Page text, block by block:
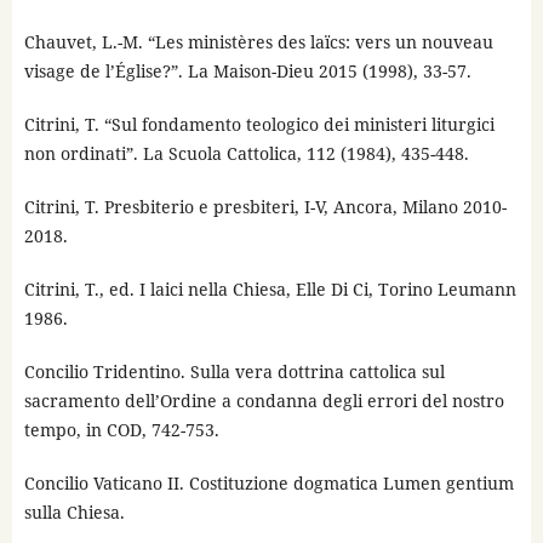
Chauvet, L.-M. “Les ministères des laïcs: vers un nouveau
visage de l’Église?”. La Maison-Dieu 2015 (1998), 33-57.
Citrini, T. “Sul fondamento teologico dei ministeri liturgici
non ordinati”. La Scuola Cattolica, 112 (1984), 435-448.
Citrini, T. Presbiterio e presbiteri, I-V, Ancora, Milano 2010-
2018.
Citrini, T., ed. I laici nella Chiesa, Elle Di Ci, Torino Leumann
1986.
Concilio Tridentino. Sulla vera dottrina cattolica sul
sacramento dell’Ordine a condanna degli errori del nostro
tempo, in COD, 742-753.
Concilio Vaticano II. Costituzione dogmatica Lumen gentium
sulla Chiesa.